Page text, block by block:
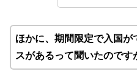
ほかに、期間限定で入国が
スがあるって聞いたのです